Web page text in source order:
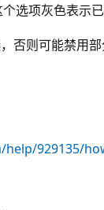
选项灰色表示
否则可能禁用
929135/